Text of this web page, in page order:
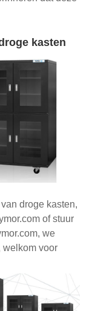
kasten
droge kasten,
of stuur
we
welkom voor